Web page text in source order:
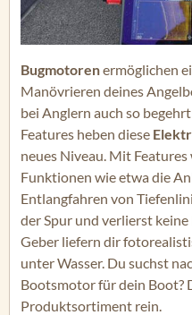
Bugmotorenermöglichen
Manövrieren deines
bei Anglern auch so
Features heben diese
neues Niveau. Mit
Funktionen wie etwa die
Entlangfahren von
der Spur und verlierst
Geber liefern dir
unter Wasser. Du suchst
Bootsmotor für dein Boot?
Produktsortiment rein.